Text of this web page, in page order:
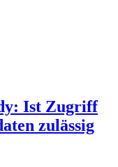
Ist Zugriff
zulässig